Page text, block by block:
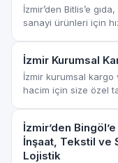
İzmir’den Bitlis’e
sanayi ürünleri için
İzmir Kurumsal
İzmir kurumsal kargo
hacim için size özel
İzmir’den
İnşaat, Tekstil ve
Lojistik